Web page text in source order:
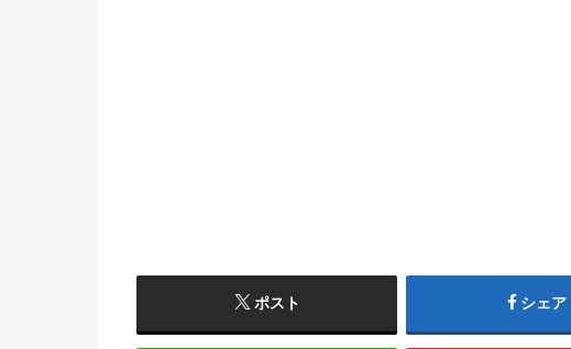
ポスト シェア